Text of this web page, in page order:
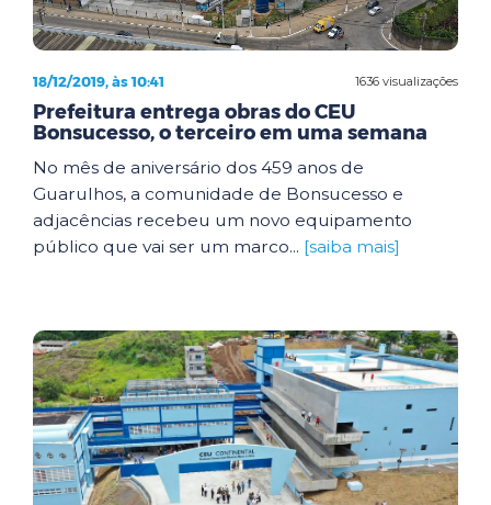
1636 visualizações
18/12/2019, às 10:41
Prefeitura entrega obras do CEU
Bonsucesso, o terceiro em uma semana
No mês de aniversário dos 459 anos de
Guarulhos, a comunidade de Bonsucesso e
adjacências recebeu um novo equipamento
público que vai ser um marco... [saiba mais]